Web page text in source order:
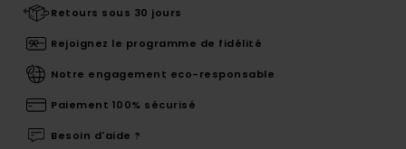
Retours sous 30 jours
Rejoignez le programme de fidélité
Notre engagement eco-responsable
Paiement 100% sécurisé
Besoin d'aide ?